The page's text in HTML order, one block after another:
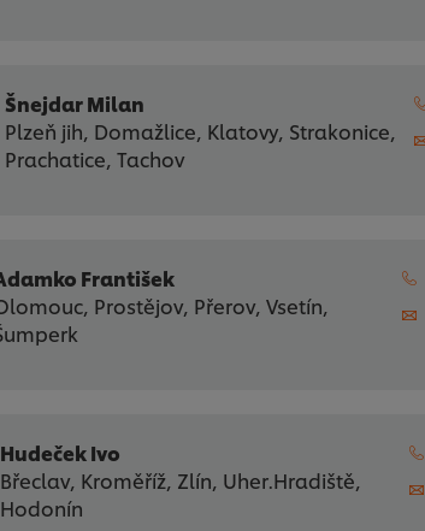
Šnejdar Milan
Plzeň jih, Domažlice, Klatovy, Strakonice,
Prachatice, Tachov
František
Prostějov, Přerov, Vsetín,
Hudeček Ivo
Břeclav, Kroměříž, Zlín, Uher.Hradiště,
Hodonín